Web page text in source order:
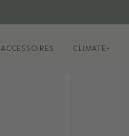
ACCESSOIRES CLIMATE+